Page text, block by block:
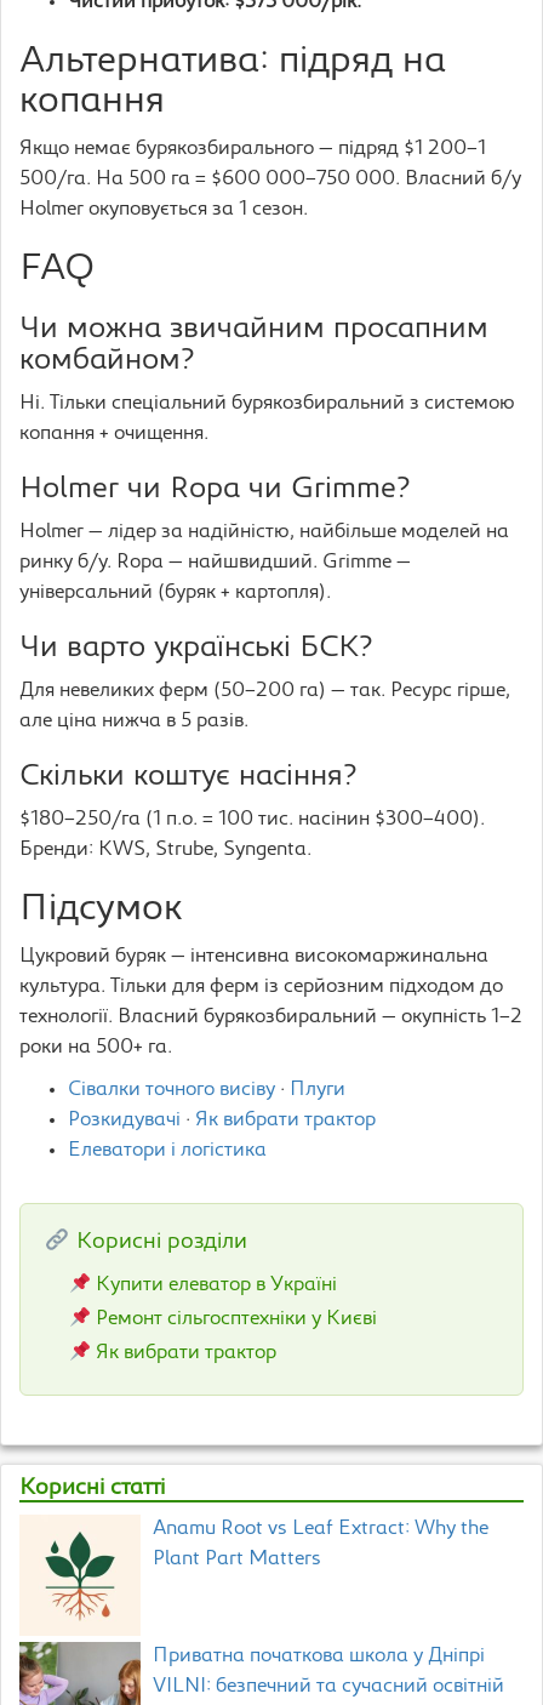
Альтернатива: підряд на
копання
Якщо немає бурякозбирального — підряд $1 200–1
500/га. На 500 га = $600 000–750 000. Власний б/у
Holmer окуповується за 1 сезон.
FAQ
Чи можна звичайним просапним
комбайном?
Ні. Тільки спеціальний бурякозбиральний з системою
копання + очищення.
Holmer чи Ropa чи Grimme?
Holmer — лідер за надійністю, найбільше моделей на
ринку б/у. Ropa — найшвидший. Grimme —
універсальний (буряк + картопля).
Чи варто українські БСК?
Для невеликих ферм (50–200 га) — так. Ресурс гірше,
але ціна нижча в 5 разів.
Скільки коштує насіння?
$180–250/га (1 п.о. = 100 тис. насінин $300–400).
Бренди: KWS, Strube, Syngenta.
Підсумок
Цукровий буряк — інтенсивна високомаржинальна
культура. Тільки для ферм із серйозним підходом до
технології. Власний бурякозбиральний — окупність 1–2
роки на 500+ га.
Сівалки точного висіву ·
Плуги
Розкидувачі · Як вибрати трактор
Елеватори і логістика
Корисні розділи
Купити елеватор в Україні
Ремонт сільгосптехніки у Києві
Як вибрати трактор
Корисні статті
Anamu Root vs Leaf Extract: Why the
Plant Part Matters
Приватна початкова школа у Дніпрі
VILNI: безпечний та сучасний освітній